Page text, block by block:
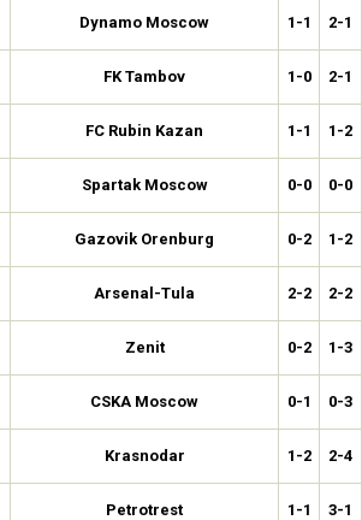
Dynamo Moscow 1-1 2-1
FK Tambov 1-0 2-1
FC Rubin Kazan 1-1 1-2
Spartak Moscow 0-0 0-0
Gazovik Orenburg 0-2 1-2
Arsenal-Tula 2-2 2-2
Zenit 0-2 1-3
CSKA Moscow 0-1 0-3
Krasnodar 1-2 2-4
Petrotrest 1-1 3-1